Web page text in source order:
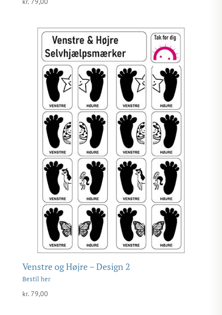
Venstre og Højre – Design 2
kr.79,00